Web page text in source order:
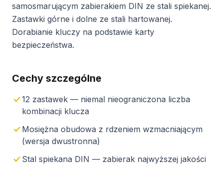
samosmarującym zabierakiem DIN ze stali spiekanej.
Zastawki górne i dolne ze stali hartowanej.
Dorabianie kluczy na podstawie karty
bezpieczeństwa.
Cechy szczególne
12 zastawek — niemal nieograniczona liczba
kombinacji klucza
Mosiężna obudowa z rdzeniem wzmacniającym
(wersja dwustronna)
Stal spiekana DIN — zabierak najwyższej jakości